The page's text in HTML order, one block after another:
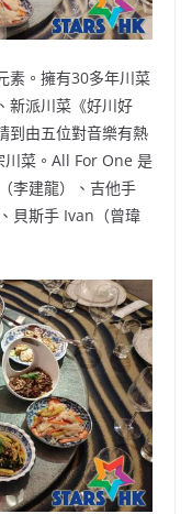
素。擁有30多年川菜
新派川菜《好川好
到由五位對音樂有熱
菜。All For One 是
李建龍）、吉他手
貝斯手 Ivan（曾瑋